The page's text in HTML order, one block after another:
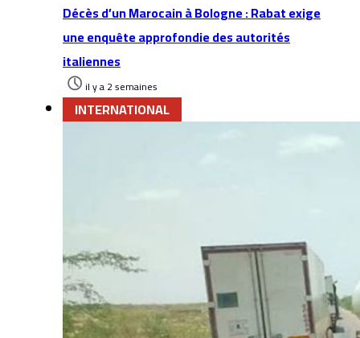
Décès d’un Marocain à Bologne : Rabat exige
une enquête approfondie des autorités
italiennes
il y a 2 semaines
INTERNATIONAL